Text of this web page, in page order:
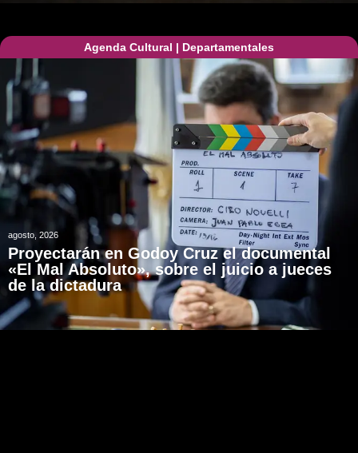
Agenda Cultural | Departamentales
agosto, 2026
Proyectarán en Godoy Cruz el documental
«El Mal Absoluto», sobre el juicio a jueces
de la dictadura